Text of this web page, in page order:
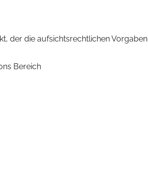
der die aufsichtsrechtlichen Vorgaben
Bereich